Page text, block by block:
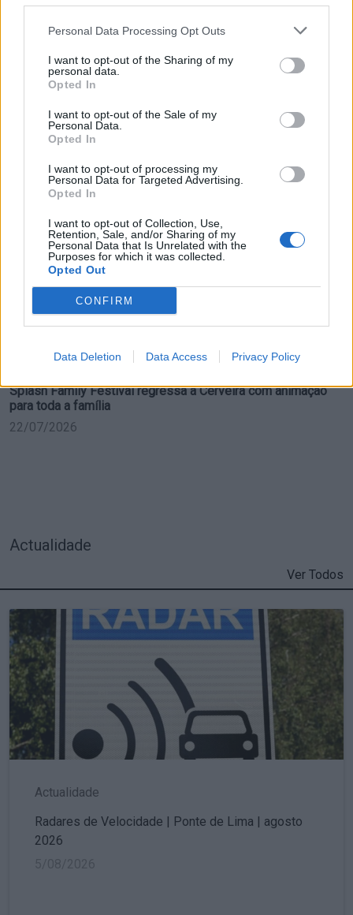
Personal Data Processing Opt Outs
I want to opt-out of the Sharing of my
personal data.
Opted In
I want to opt-out of the Sale of my
Personal Data.
Opted In
I want to opt-out of processing my
Personal Data for Targeted Advertising.
Opted In
I want to opt-out of Collection, Use,
Retention, Sale, and/or Sharing of my
Personal Data that Is Unrelated with the
Purposes for which it was collected.
Opted Out
CONFIRM
Data Deletion Data Access Privacy Policy
Caminha celebra 742 anos do Foral na próxima sexta-feira
22/07/2026
Splash Family Festival regressa a Cerveira com animação
para toda a família
22/07/2026
Actualidade
Ver Todos
Actualidade
Radares de Velocidade | Ponte de Lima | agosto
2026